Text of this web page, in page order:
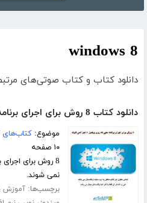
windows 8
دانلود کتاب و کتاب صوتی‌های
دانلود کتاب 8 روش برای اجرای برنامه های ویندوز 8
موضوع:کتاب‌های
۱۰ صفحه
نمی شوند.
برچسب‌ها:آموزش